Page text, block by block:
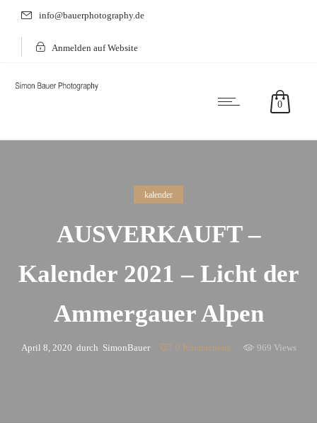
info@bauerphotography.de
Anmelden auf Website
0
kalender
AUSVERKAUFT –
Kalender 2021 – Licht der
Ammergauer Alpen
April 8, 2020 durch SimonBauer 0 Kommentare 969 Views